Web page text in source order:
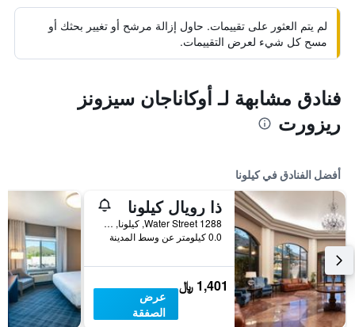
لم يتم العثور على تقييمات. حاول إزالة مرشح أو تغيير بحثك أو
مسح كل شيء لعرض التقييمات.
فنادق مشابهة لـ أوكاناجان سيزونز
ريزورت
أفضل الفنادق في كيلونا
ذا رويال كيلونا
1288 Water Street, كيلونا, BC, كندا
0.0 كيلومتر عن وسط المدينة
1,401 ﷼
عرض
الصفقة